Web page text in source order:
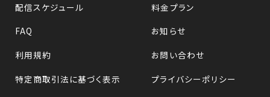
配信スケジュール
料金プラン
FAQ
お知らせ
利用規約
お問い合わせ
特定商取引法に基づく表示
プライバシーポリシー